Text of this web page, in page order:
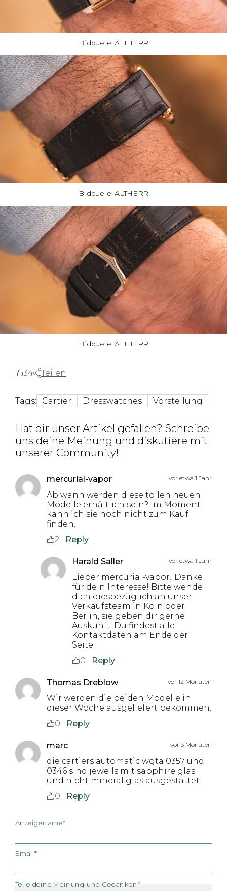
Bildquelle: ALTHERR
Bildquelle: ALTHERR
Bildquelle: ALTHERR
34 Teilen
Tags: Cartier Dresswatches Vorstellung
Hat dir unser Artikel gefallen? Schreibe
uns deine Meinung und diskutiere mit
unserer Community!
mercurial-vapor vor etwa 1 Jahr
Ab wann werden diese tollen neuen
Modelle erhältlich sein? Im Moment
kann ich sie noch nicht zum Kauf
finden.
2
Reply
Harald Saller vor etwa 1 Jahr
Lieber mercurial-vapor! Danke
für dein Interesse! Bitte wende
dich diesbezüglich an unser
Verkaufsteam in Köln oder
Berlin, sie geben dir gerne
Auskunft. Du findest alle
Kontaktdaten am Ende der
Seite.
0
Reply
Thomas Dreblow vor 12 Monaten
Wir werden die beiden Modelle in
dieser Woche ausgeliefert bekommen.
0
Reply
marc vor 3 Monaten
die cartiers automatic wgta 0357 und
0346 sind jeweils mit sapphire glas
und nicht mineral glas ausgestattet.
0
Reply
Anzeigename*
Email*
Teile deine Meinung und Gedanken*